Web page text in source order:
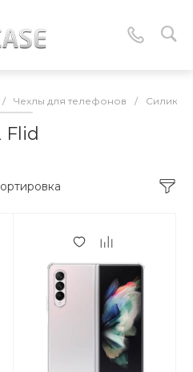
/ Чехлы для телефонов /
Flid